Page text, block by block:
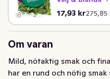
17,93 kr
Nuvarande275,85
Styckpris:
Om varan
Mild, nötaktig smak och
har en rund och nötig